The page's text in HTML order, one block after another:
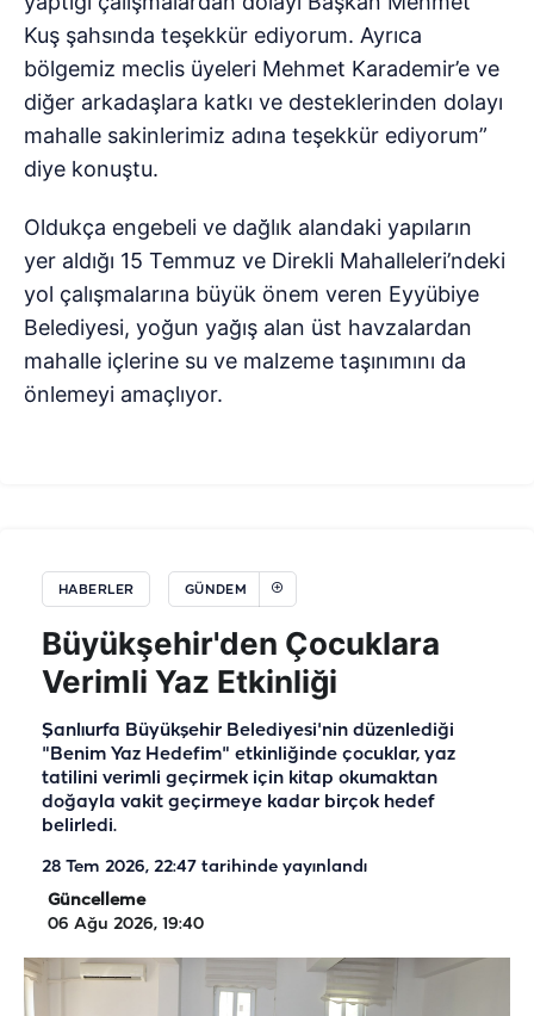
Kuş şahsında teşekkür ediyorum. Ayrıca
bölgemiz meclis üyeleri Mehmet Karademir’e ve
diğer arkadaşlara katkı ve desteklerinden dolayı
mahalle sakinlerimiz adına teşekkür ediyorum”
diye konuştu.
Oldukça engebeli ve dağlık alandaki yapıların
yer aldığı 15 Temmuz ve Direkli Mahalleleri’ndeki
yol çalışmalarına büyük önem veren Eyyübiye
Belediyesi, yoğun yağış alan üst havzalardan
mahalle içlerine su ve malzeme taşınımını da
önlemeyi amaçlıyor.
HABERLER GÜNDEM
Büyükşehir'den Çocuklara
Verimli Yaz Etkinliği
Şanlıurfa Büyükşehir Belediyesi'nin düzenlediği
"Benim Yaz Hedefim" etkinliğinde çocuklar, yaz
tatilini verimli geçirmek için kitap okumaktan
doğayla vakit geçirmeye kadar birçok hedef
belirledi.
28 Tem 2026, 22:47 tarihinde yayınlandı
Güncelleme
06 Ağu 2026, 19:40